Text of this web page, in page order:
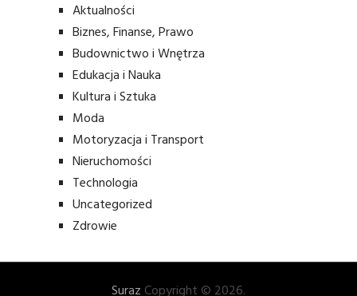
Aktualności
Biznes, Finanse, Prawo
Budownictwo i Wnętrza
Edukacja i Nauka
Kultura i Sztuka
Moda
Motoryzacja i Transport
Nieruchomości
Technologia
Uncategorized
Zdrowie
Suraz Copyright © 2026.